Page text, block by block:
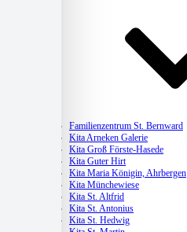
Familienzentrum St. Bernward
Kita Arneken Galerie
Kita Groß Förste-Hasede
Kita Guter Hirt
Kita Maria Königin, Ahrbergen
Kita Münchewiese
Kita St. Altfrid
Kita St. Antonius
Kita St. Hedwig